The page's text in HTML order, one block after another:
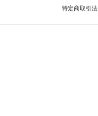
特定商取引